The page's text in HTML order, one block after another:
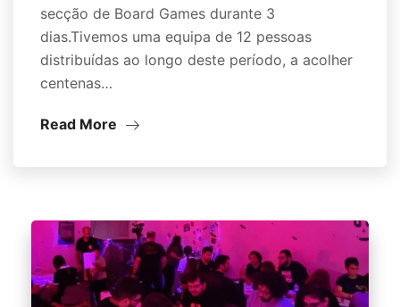
secção de Board Games durante 3
dias.Tivemos uma equipa de 12 pessoas
distribuídas ao longo deste período, a acolher
centenas…
Read More